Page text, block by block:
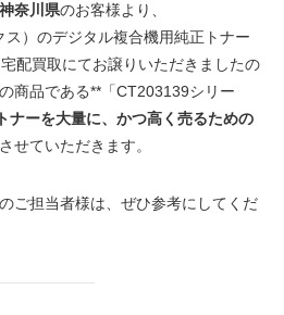
神奈川県のお客様より、
）のデジタル複合機用純正トナー
配買取にてお譲りいただきましたの
商品である**「CT203139シリー
トナーを大量に、かつ高く売るための
せていただきます。
ご担当者様は、ぜひ参考にしてくだ